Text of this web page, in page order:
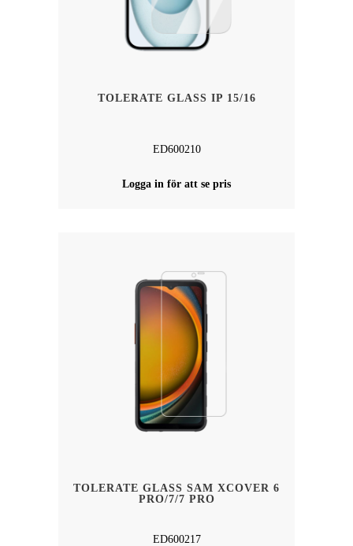
TOLERATE GLASS IP 15/16
ED600210
Logga in för att se pris
TOLERATE GLASS SAM XCOVER 6
PRO/7/7 PRO
ED600217